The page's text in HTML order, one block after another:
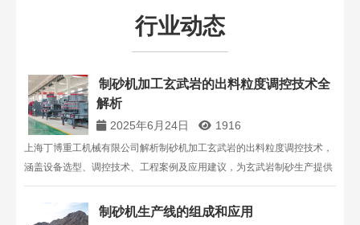
行业动态
制砂机加工玄武岩的出料粒度调控技术全
解析
2025年6月24日 1916
上海丁博重工机械有限公司解析制砂机加工玄武岩的出料粒度调控技术，
涵盖设备选型、调控技术、工程案例及应用建议，为玄武岩制砂生产提供
专业参考。
制砂机生产线的组成和应用